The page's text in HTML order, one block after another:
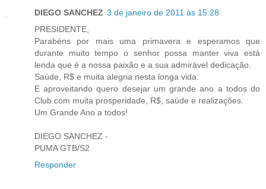
DIEGO SANCHEZ 3 de janeiro de 2011 às 15:28
PRESIDENTE,
Parabéns por mais uma primavera e esperamos que
durante muito tempo o senhor possa manter viva está
lenda que é a nossa paixão e a sua admirável dedicação.
Saúde, R$ e muita alegria nesta longa vida.
E aproveitando quero desejar um grande ano a todos do
Club com muita prosperidade, R$, saúde e realizações.
Um Grande Ano a todos!
DIEGO SANCHEZ -
PUMA GTB/S2
Responder